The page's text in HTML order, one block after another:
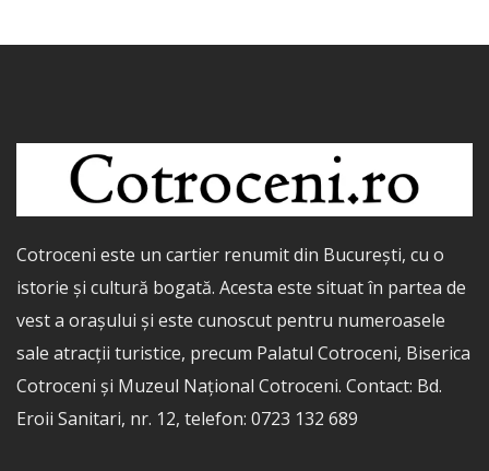
Cotroceni este un cartier renumit din București, cu o
istorie și cultură bogată. Acesta este situat în partea de
vest a orașului și este cunoscut pentru numeroasele
sale atracții turistice, precum Palatul Cotroceni, Biserica
Cotroceni și Muzeul Național Cotroceni. Contact: Bd.
Eroii Sanitari, nr. 12, telefon: 0723 132 689